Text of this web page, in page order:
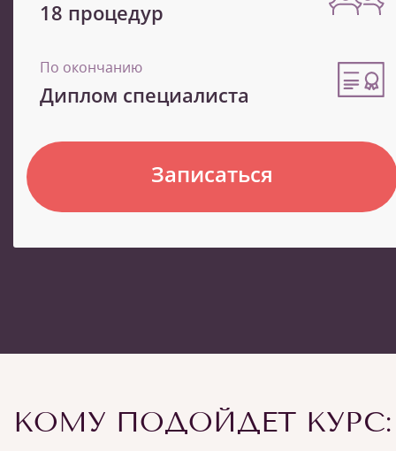
18 процедур
По окончанию
Диплом специалиста
Записаться
КОМУ ПОДОЙДЕТ КУРС: